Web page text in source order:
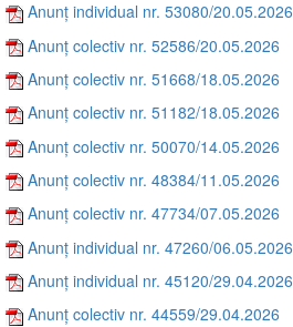
Anunț individual nr. 53080/20.05.2026
Anunț colectiv nr. 52586/20.05.2026
Anunț colectiv nr. 51668/18.05.2026
Anunț colectiv nr. 51182/18.05.2026
Anunț colectiv nr. 50070/14.05.2026
Anunț colectiv nr. 48384/11.05.2026
Anunț colectiv nr. 47734/07.05.2026
Anunț individual nr. 47260/06.05.2026
Anunț individual nr. 45120/29.04.2026
Anunț colectiv nr. 44559/29.04.2026